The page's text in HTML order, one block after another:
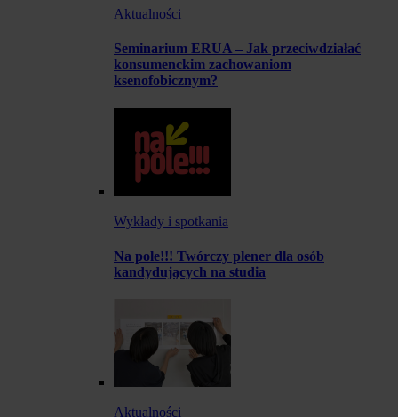
Aktualności
Seminarium ERUA – Jak przeciwdziałać
konsumenckim zachowaniom
ksenofobicznym?
Wykłady i spotkania
Na pole!!! Twórczy plener dla osób
kandydujących na studia
Aktualności